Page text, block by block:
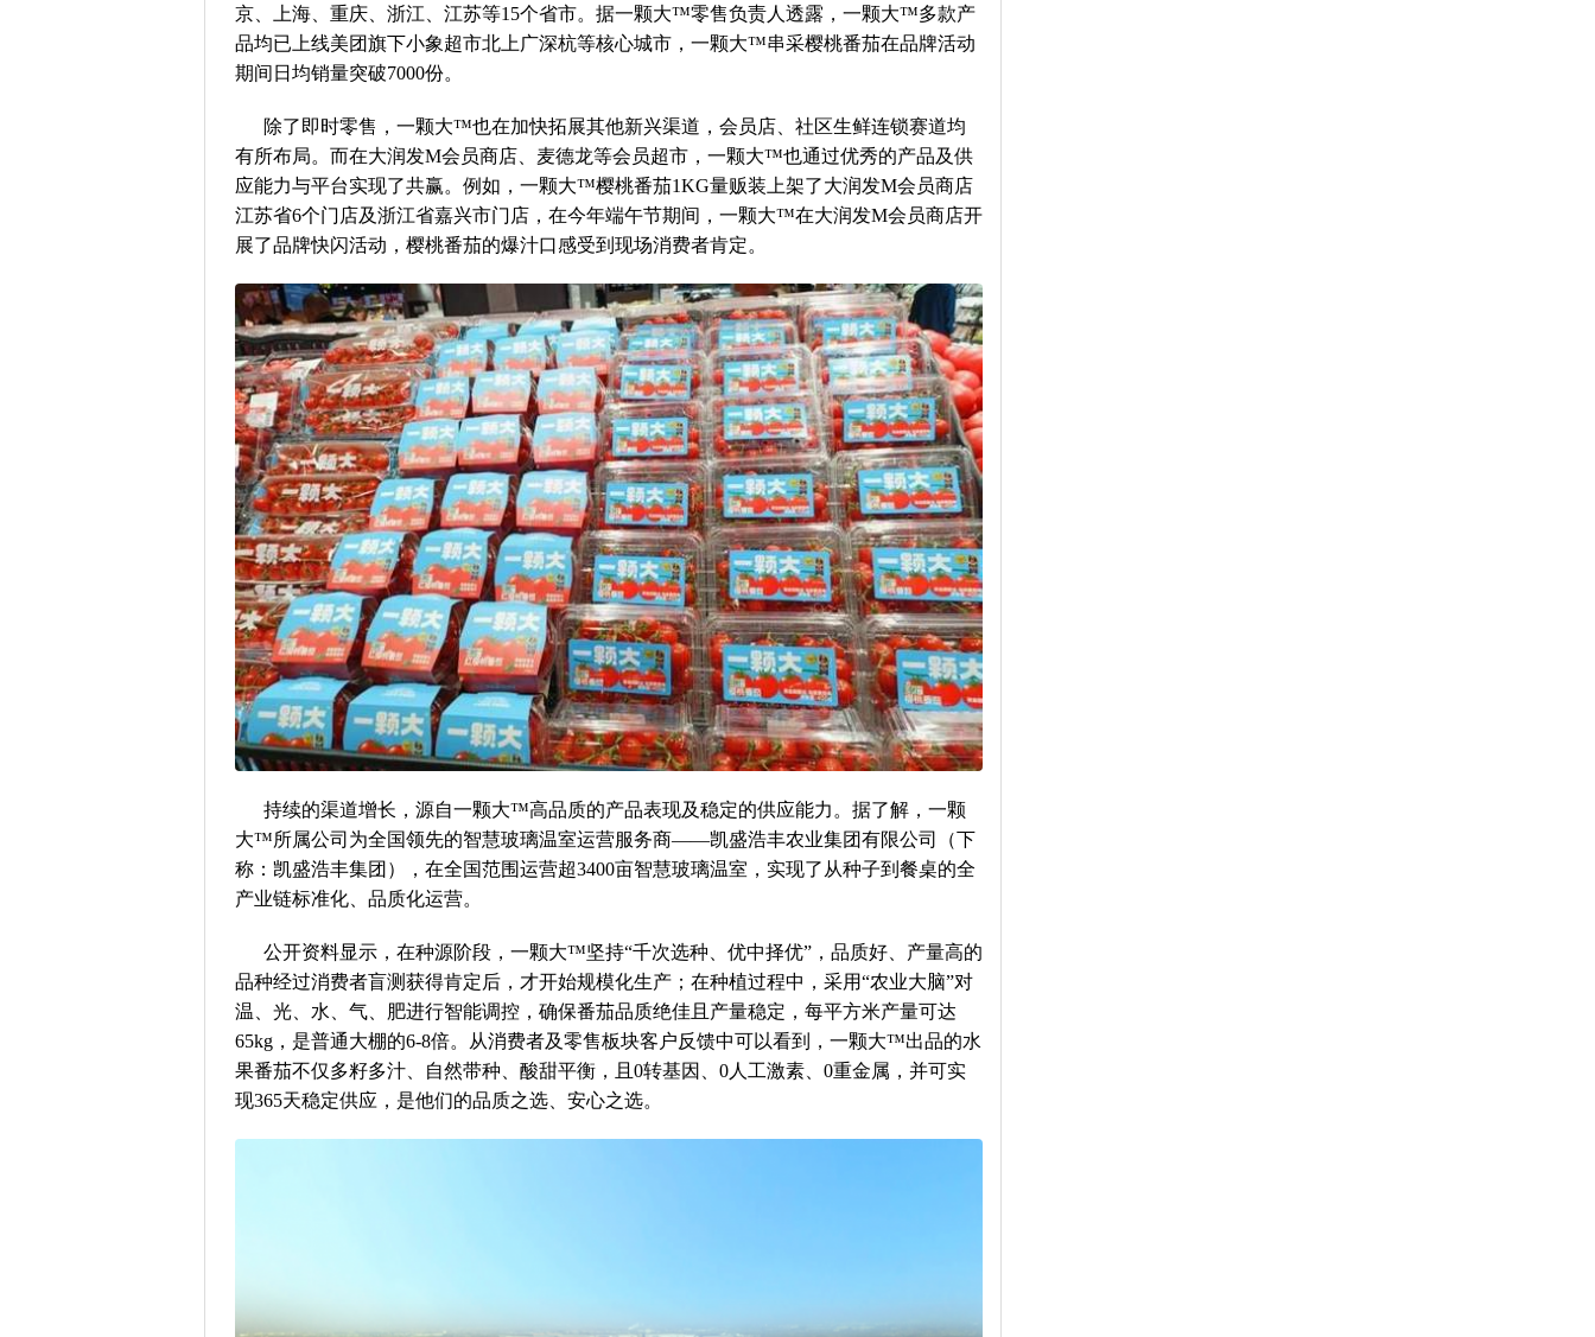
京、上海、重庆、浙江、江苏等15个省市。据一颗大™零售负责人透露，一颗大™多款产
品均已上线美团旗下小象超市北上广深杭等核心城市，一颗大™串采樱桃番茄在品牌活动
期间日均销量突破7000份。
除了即时零售，一颗大™也在加快拓展其他新兴渠道，会员店、社区生鲜连锁赛道均
有所布局。而在大润发M会员商店、麦德龙等会员超市，一颗大™也通过优秀的产品及供
应能力与平台实现了共赢。例如，一颗大™樱桃番茄1KG量贩装上架了大润发M会员商店
江苏省6个门店及浙江省嘉兴市门店，在今年端午节期间，一颗大™在大润发M会员商店开
展了品牌快闪活动，樱桃番茄的爆汁口感受到现场消费者肯定。
持续的渠道增长，源自一颗大™高品质的产品表现及稳定的供应能力。据了解，一颗
大™所属公司为全国领先的智慧玻璃温室运营服务商——凯盛浩丰农业集团有限公司（下
称：凯盛浩丰集团），在全国范围运营超3400亩智慧玻璃温室，实现了从种子到餐桌的全
产业链标准化、品质化运营。
公开资料显示，在种源阶段，一颗大™坚持“千次选种、优中择优”，品质好、产量高的
品种经过消费者盲测获得肯定后，才开始规模化生产；在种植过程中，采用“农业大脑”对
温、光、水、气、肥进行智能调控，确保番茄品质绝佳且产量稳定，每平方米产量可达
65kg，是普通大棚的6-8倍。从消费者及零售板块客户反馈中可以看到，一颗大™出品的水
果番茄不仅多籽多汁、自然带种、酸甜平衡，且0转基因、0人工激素、0重金属，并可实
现365天稳定供应，是他们的品质之选、安心之选。